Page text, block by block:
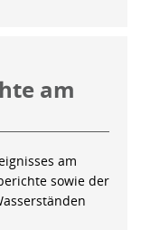
am
am
sowie der